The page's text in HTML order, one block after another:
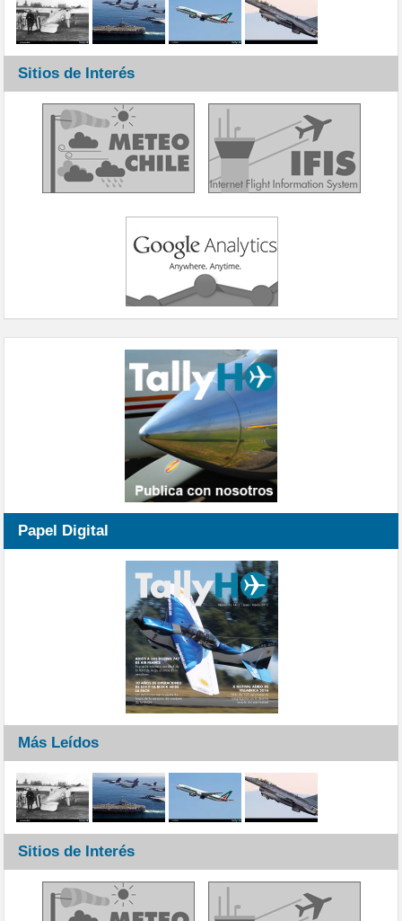
Sitios de Interés
Papel Digital
Más Leídos
Sitios de Interés